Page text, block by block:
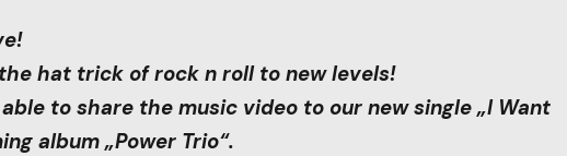
hat trick of rock n roll to new levels!
to share the music video to our new single „I Want
album „Power Trio“.